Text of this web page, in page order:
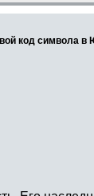
код символа в